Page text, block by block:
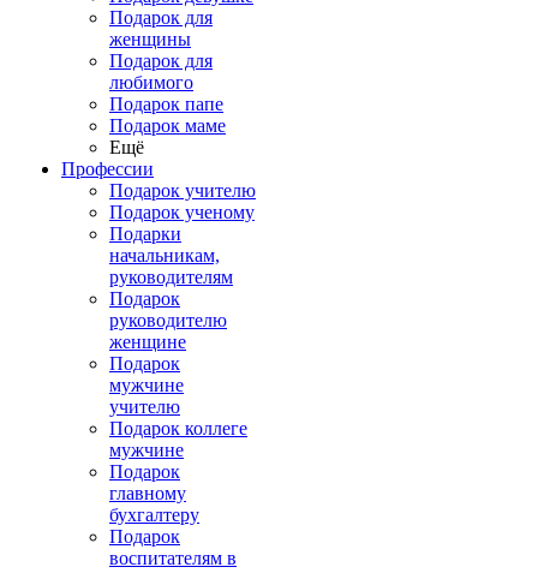
Подарок для
женщины
Подарок для
любимого
Подарок папе
Подарок маме
Ещё
Профессии
Подарок учителю
Подарок ученому
Подарки
начальникам,
руководителям
Подарок
руководителю
женщине
Подарок
мужчине
учителю
Подарок коллеге
мужчине
Подарок
главному
бухгалтеру
Подарок
воспитателям в